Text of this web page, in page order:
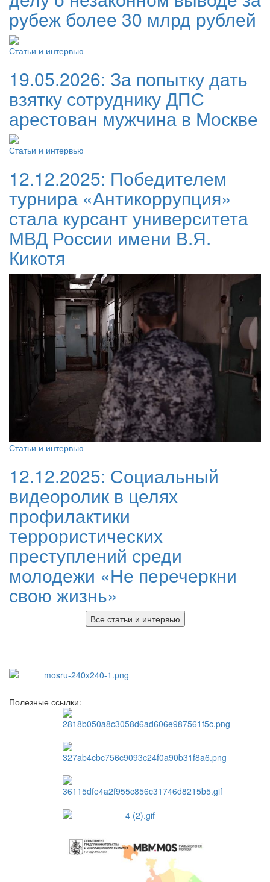
рубеж более 30 млрд рублей
Статьи и интервью
19.05.2026: За попытку дать
взятку сотруднику ДПС
арестован мужчина в Москве
Статьи и интервью
12.12.2025: Победителем
турнира «Антикоррупция»
стала курсант университета
МВД России имени В.Я.
Кикотя
Статьи и интервью
12.12.2025: Социальный
видеоролик в целях
профилактики
террористических
преступлений среди
молодежи «Не перечеркни
свою жизнь»
Все статьи и интервью
Полезные ссылки: